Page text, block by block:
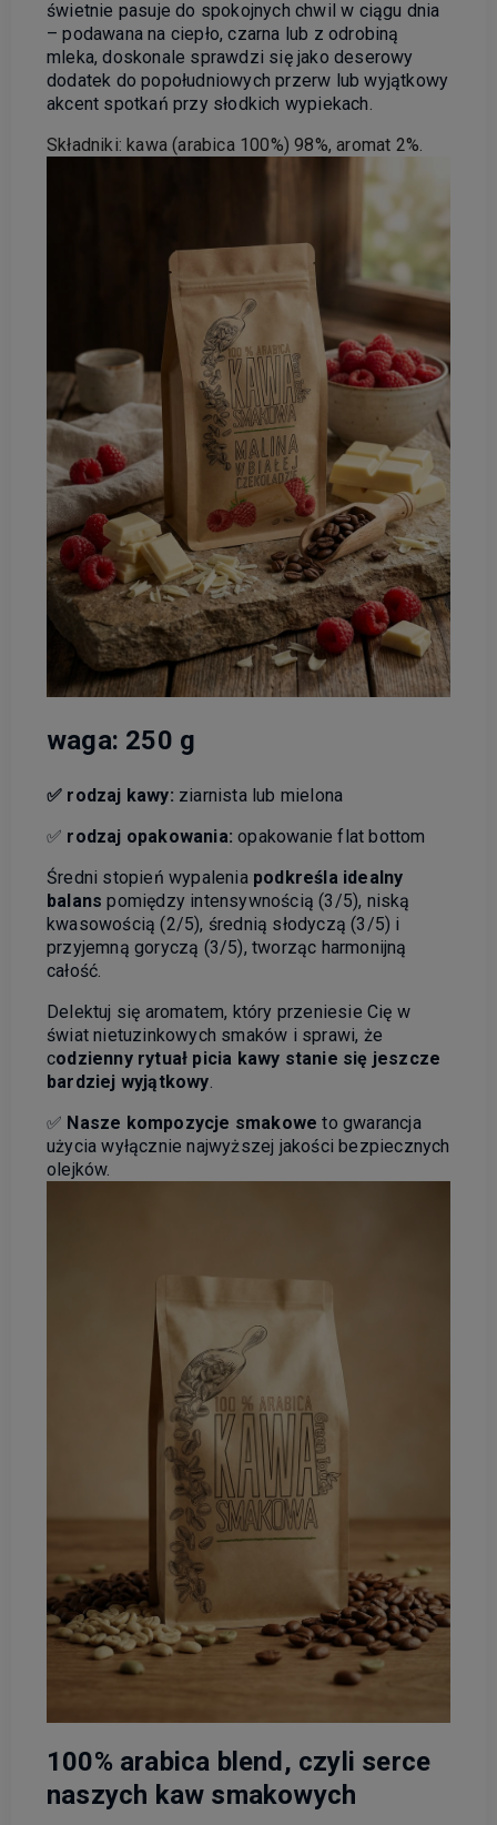
świetnie pasuje do spokojnych chwil w ciągu dnia
– podawana na ciepło, czarna lub z odrobiną
mleka, doskonale sprawdzi się jako deserowy
dodatek do popołudniowych przerw lub wyjątkowy
akcent spotkań przy słodkich wypiekach.
Składniki: kawa (arabica 100%) 98%, aromat 2%.
waga: 250 g
✅ rodzaj kawy: ziarnista lub mielona
✅ rodzaj opakowania: opakowanie flat bottom
Średni stopień wypalenia podkreśla idealny
balans pomiędzy intensywnością (3/5), niską
kwasowością (2/5), średnią słodyczą (3/5) i
przyjemną goryczą (3/5), tworząc harmonijną
całość.
Delektuj się aromatem, który przeniesie Cię w
świat nietuzinkowych smaków i sprawi, że
codzienny rytuał picia kawy stanie się jeszcze
bardziej wyjątkowy.
✅ Nasze kompozycje smakowe to gwarancja
użycia wyłącznie najwyższej jakości bezpiecznych
olejków.
100% arabica blend, czyli serce
naszych kaw smakowych